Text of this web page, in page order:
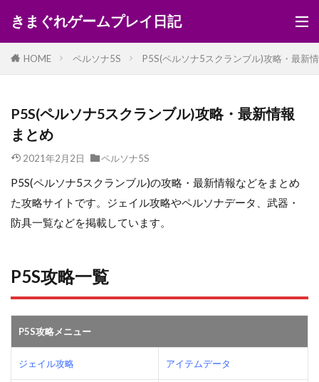
きまぐれゲームプレイ日記
HOME ペルソナ5S P5S(ペルソナ5スクランブル)攻略・最新
P5S(ペルソナ5スクランブル)攻略・最新情報
まとめ
2021年2月2日 ペルソナ5S
P5S(ペルソナ5スクランブル)の攻略・最新情報などをまとめ
た攻略サイトです。ジェイル攻略やペルソナデータ、武器・
防具一覧などを掲載しています。
P5S攻略一覧
P5S攻略メニュー
ジェイル攻略 アイテムデータ